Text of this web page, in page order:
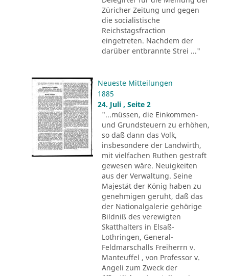
Züricher Zeitung und gegen
die socialistische
Reichstagsfraction
eingetreten. Nachdem der
darüber entbrannte Strei ..."
Neueste Mitteilungen
1885
24. Juli , Seite 2
"...müssen, die Einkommen-
und Grundsteuern zu erhöhen,
so daß dann das Volk,
insbesondere der Landwirth,
mit vielfachen Ruthen gestraft
gewesen wäre. Neuigkeiten
aus der Verwaltung. Seine
Majestät der König haben zu
genehmigen geruht, daß das
der Nationalgalerie gehörige
Bildniß des verewigten
Skatthalters in Elsaß-
Lothringen, General-
Feldmarschalls Freiherrn v.
Manteuffel , von Professor v.
Angeli zum Zweck der